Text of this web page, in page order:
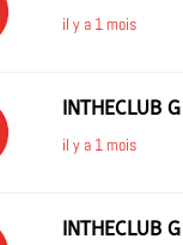
il y a 1 mois
INTHECLUB
il y a 1 mois
INTHECLUB